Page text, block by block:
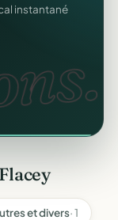
instantané
et divers· 1